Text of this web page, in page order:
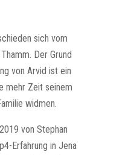
sich vom
Der Grund
von Arvid ist ein
mehr Zeit seinem
widmen.
von Stephan
Erfahrung in Jena